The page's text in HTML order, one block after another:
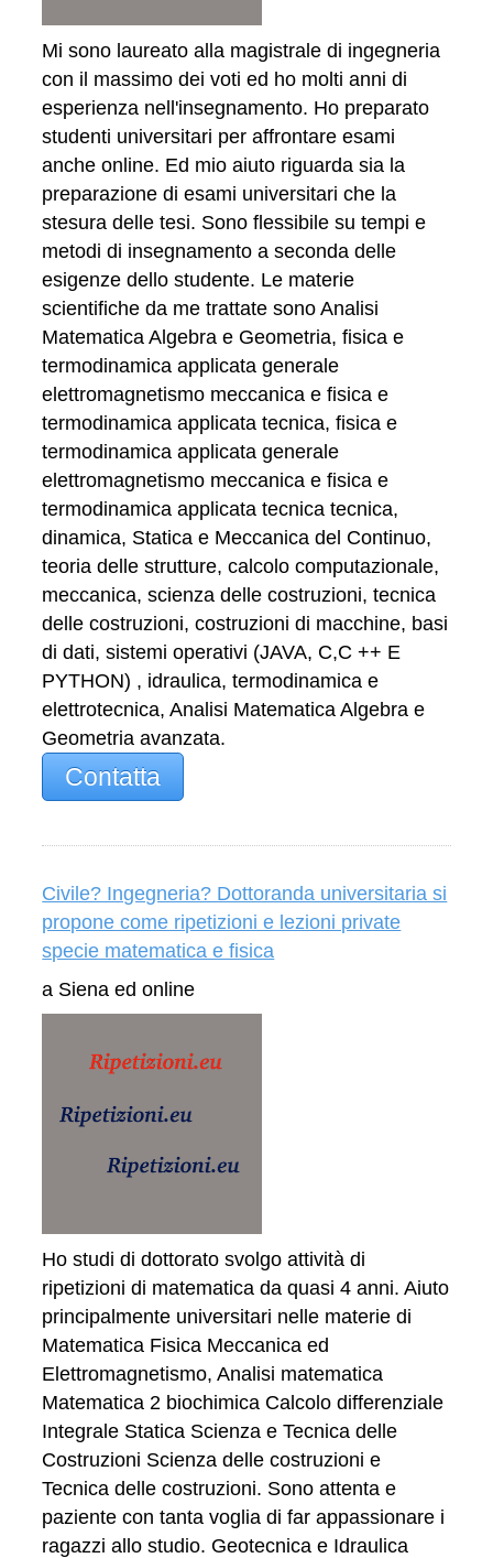
Mi sono laureato alla magistrale di ingegneria
con il massimo dei voti ed ho molti anni di
esperienza nell'insegnamento. Ho preparato
studenti universitari per affrontare esami
anche online. Ed mio aiuto riguarda sia la
preparazione di esami universitari che la
stesura delle tesi. Sono flessibile su tempi e
metodi di insegnamento a seconda delle
esigenze dello studente. Le materie
scientifiche da me trattate sono Analisi
Matematica Algebra e Geometria, fisica e
termodinamica applicata generale
elettromagnetismo meccanica e fisica e
termodinamica applicata tecnica, fisica e
termodinamica applicata generale
elettromagnetismo meccanica e fisica e
termodinamica applicata tecnica tecnica,
dinamica, Statica e Meccanica del Continuo,
teoria delle strutture, calcolo computazionale,
meccanica, scienza delle costruzioni, tecnica
delle costruzioni, costruzioni di macchine, basi
di dati, sistemi operativi (JAVA, C,C ++ E
PYTHON) , idraulica, termodinamica e
elettrotecnica, Analisi Matematica Algebra e
Geometria avanzata.
Contatta
Civile? Ingegneria? Dottoranda universitaria si
propone come ripetizioni e lezioni private
specie matematica e fisica
a Siena ed online
Ho studi di dottorato svolgo attività di
ripetizioni di matematica da quasi 4 anni. Aiuto
principalmente universitari nelle materie di
Matematica Fisica Meccanica ed
Elettromagnetismo, Analisi matematica
Matematica 2 biochimica Calcolo differenziale
Integrale Statica Scienza e Tecnica delle
Costruzioni Scienza delle costruzioni e
Tecnica delle costruzioni. Sono attenta e
paziente con tanta voglia di far appassionare i
ragazzi allo studio. Geotecnica e Idraulica